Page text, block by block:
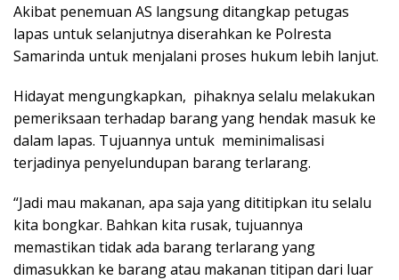
Akibat penemuan AS langsung ditangkap petugas
lapas untuk selanjutnya diserahkan ke Polresta
Samarinda untuk menjalani proses hukum lebih lanjut.
Hidayat mengungkapkan, pihaknya selalu melakukan
pemeriksaan terhadap barang yang hendak masuk ke
dalam lapas. Tujuannya untuk meminimalisasi
terjadinya penyelundupan barang terlarang.
“Jadi mau makanan, apa saja yang dititipkan itu selalu
kita bongkar. Bahkan kita rusak, tujuannya
memastikan tidak ada barang terlarang yang
dimasukkan ke barang atau makanan titipan dari luar